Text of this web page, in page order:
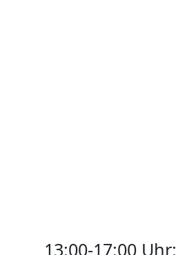
13:00-17:00 Uhr: